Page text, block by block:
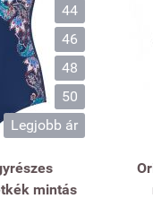
44
46
48
50
Legjobb ár
mintás